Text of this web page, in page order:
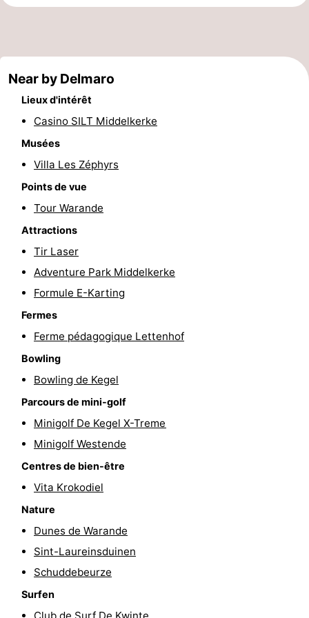
Points
vue
Attractions
Fermes
Terrains
jeux
Aires
intérieures
Bowling
Parcours
golf
Centres
être
Villages
villes
Sports
Piscines
Faire
vélo
Randonnée
Équitation
Terrains
Surfen
Equitation
Near by Delmaro
Lieux d'intérêt
Casino SILT Middelkerke
Musées
Villa Les Zéphyrs
Points de vue
Tour Warande
Attractions
Tir Laser
Adventure Park Middelkerke
Formule E-Karting
Fermes
Ferme pédagogique Lettenhof
Bowling
Bowling de Kegel
Parcours de mini-golf
Minigolf De Kegel X-Treme
Minigolf Westende
Centres de bien-être
Vita Krokodiel
Nature
Dunes de Warande
Sint-Laureinsduinen
Schuddebeurze
Surfen